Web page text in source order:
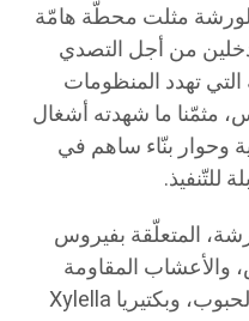
مثلت محطّة هامّة
من أجل التصدي
التي تهدد المنظومات
مثمّنا ما شهدته أشغال
وحوار بنّاء ساهم في
للتّنفيذ.
المتعلّقة بفيروس
والأعشاب المقاومة
للمبيدات في منظومات الحبوب، وبكتيريا Xylella